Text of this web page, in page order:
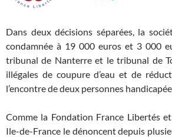
Dans deux décisions séparées, la
condamnée à 19 000 euros et 3 000
tribunal de Nanterre et le tribunal de
illégales de coupure d’eau et de
l’encontre de deux personnes
Comme la Fondation France Libertés
Ile-de-France le dénoncent depuis